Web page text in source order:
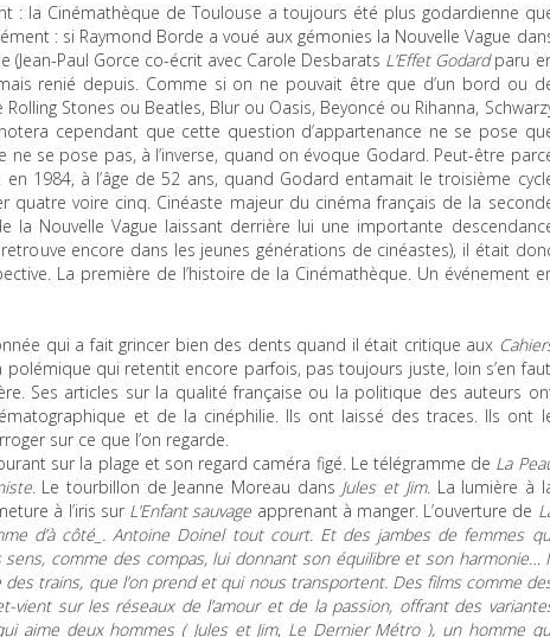
: la Cinémathèque de Toulouse a toujours été plus godardienne
: si Raymond Borde a voué aux gémonies la Nouvelle Vague
(Jean-Paul Gorce co-écrit avec Carole Desbarats L’Effet Godardparu
renié depuis. Comme si on ne pouvait être que d’un bord ou
Stones ou Beatles, Blur ou Oasis, Beyoncé ou Rihanna,
cependant que cette question d’appartenance ne se pose
ne se pose pas, à l’inverse, quand on évoque Godard. Peut-être
1984, à l’âge de 52 ans, quand Godard entamait le troisième
quatre voire cinq. Cinéaste majeur du cinéma français de la
la Nouvelle Vague laissant derrière lui une importante
encore dans les jeunes générations de cinéastes), il était
La première de l’histoire de la Cinémathèque. Un événement
qui a fait grincer bien des dents quand il était critique aux
polémique qui retentit encore parfois, pas toujours juste, loin s’en
Ses articles sur la qualité française ou la politique des auteurs
et de la cinéphilie. Ils ont laissé des traces. Ils ont
sur ce que l’on regarde.
sur la plage et son regard caméra figé. Le télégramme de La
. Le tourbillon de Jeanne Moreau dans Jules et Jim. La lumière à
à l’iris sur L’Enfant sauvage apprenant à manger. L’ouverture de
d’à côté_. Antoine Doinel tout court. Et des jambes de femmes
comme des compas, lui donnant son équilibre et son harmonie…
trains, que l’on prend et qui nous transportent. Des films comme
vient sur les réseaux de l’amour et de la passion, offrant des
aime deux hommes (_Jules et Jim, Le Dernier Métro_), un homme